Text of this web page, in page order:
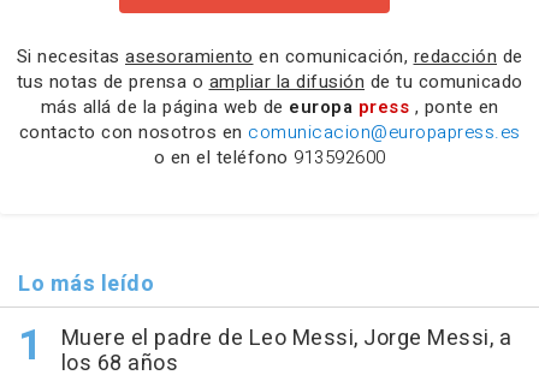
Si necesitas asesoramiento en comunicación, redacción de
tus notas de prensa o ampliar la difusión de tu comunicado
más allá de la página web de europa press , ponte en
contacto con nosotros en comunicacion@europapress.es
o en el teléfono 913592600
Lo más leído
Muere el padre de Leo Messi, Jorge Messi, a
los 68 años